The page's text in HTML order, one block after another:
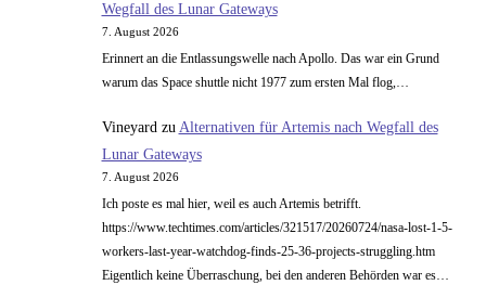
Wegfall des Lunar Gateways
7. August 2026
Erinnert an die Entlassungswelle nach Apollo. Das war ein Grund
warum das Space shuttle nicht 1977 zum ersten Mal flog,…
Vineyard zu Alternativen für Artemis nach Wegfall des
Lunar Gateways
7. August 2026
Ich poste es mal hier, weil es auch Artemis betrifft.
https://www.techtimes.com/articles/321517/20260724/nasa-lost-1-5-
workers-last-year-watchdog-finds-25-36-projects-struggling.htm
Eigentlich keine Überraschung, bei den anderen Behörden war es…